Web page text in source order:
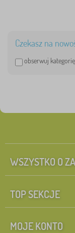
Czekasz na
obserwuj kategorię
WSZYSTKO O
TOP SEKCJE
MOJE KONTO